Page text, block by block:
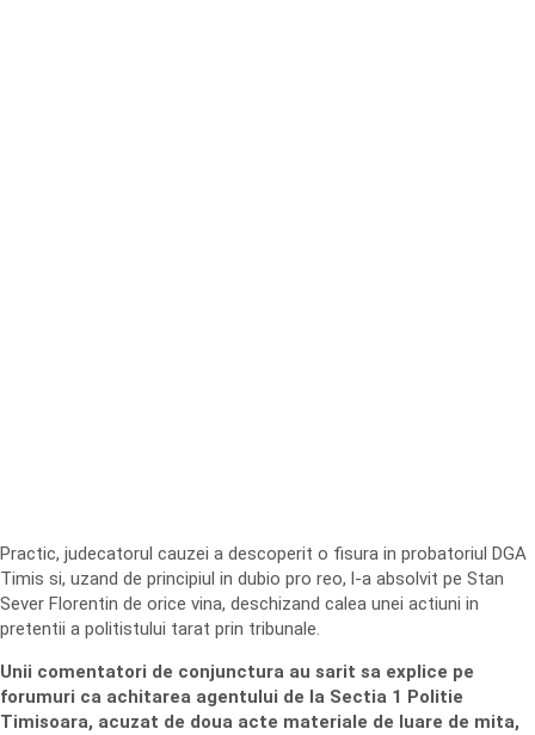
Practic, judecatorul cauzei a descoperit o fisura in probatoriul DGA
Timis si, uzand de principiul in dubio pro reo, l-a absolvit pe Stan
Sever Florentin de orice vina, deschizand calea unei actiuni in
pretentii a politistului tarat prin tribunale.
Unii comentatori de conjunctura au sarit sa explice pe
forumuri ca achitarea agentului de la Sectia 1 Politie
Timisoara, acuzat de doua acte materiale de luare de mita,